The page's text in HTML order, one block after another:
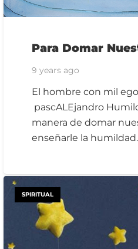
Para Domar
9 years ago
El hombre con mil
pascALEjandro
manera de domar
enseñarle la
SPIRITUAL